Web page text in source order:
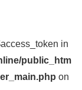
in
public_htm
on